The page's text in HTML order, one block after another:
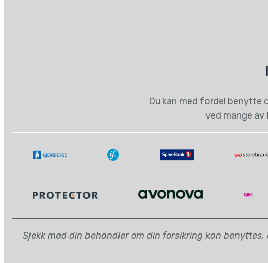
Du kan med fordel benytte
ved mange av
Sjekk med din behandler om din forsikring kan